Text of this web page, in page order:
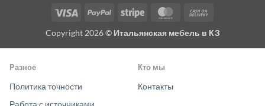
Visa PayPal Stripe MasterCard
Delivery
Copyright 2026 © Итальянская мебель в КЗ
Разное
Политика точности
Кто мы
Контакты